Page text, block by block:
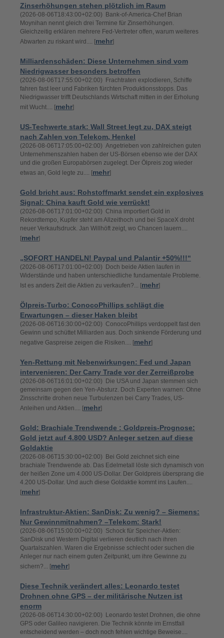
Zinserhöhungen stehen plötzlich im Raum
(2026-08-06T18:43:00+02:00) Bank-of-America-Chef Brian
Moynihan nennt gleich drei Termine für Zinserhöhungen.
Gleichzeitig erklären mehrere Fed-Vertreter offen, warum weiteres
Abwarten zu riskant wird.... [mehr]
Milliardenschäden: Diese Unternehmen sind vom
Niedrigwasser besonders betroffen
(2026-08-06T17:55:00+02:00) Frachtraten explodieren, Schiffe
fahren fast leer und Fabriken fürchten Produktionsstopps. Das
Niedrigwasser trifft Deutschlands Wirtschaft mitten in der Erholung
mit Wucht.... [mehr]
US-Techwerte stark: Wall Street legt zu, DAX steigt
nach Zahlen von Telekom, Henkel
(2026-08-06T17:05:00+02:00) Angetrieben von zahlreichen guten
Unternehmenszahlen haben der US-Börsen ebenso wie der DAX
und die großen Europabörsen zugelegt. Der Ölpreis zog wieder
etwas an, Gold legte zu.... [mehr]
Gold bricht aus: Rohstoffmarkt sendet ein explosives
Signal: China kauft Gold wie verrückt!
(2026-08-06T17:01:00+02:00) China importiert Gold in
Rekordtempo, Kupfer steht am Allzeithoch und bei SpaceX droht
neuer Verkaufsdruck. Jan Willhöft zeigt, wo Chancen lauern....
[mehr]
„SOFORT HANDELN! Paypal und Palantir +50%!!!“
(2026-08-06T17:01:00+02:00) Doch beide Aktien laufen in
Widerstände und haben unterschiedliche fundamentale Probleme.
Ist es anders Zeit die Aktien zu verkaufen?... [mehr]
Ölpreis-Turbo: ConocoPhillips schlägt die
Erwartungen – dieser Haken bleibt
(2026-08-06T16:30:00+02:00) ConocoPhillips verdoppelt fast den
Gewinn und schüttet Milliarden aus. Doch sinkende Förderung und
negative Gaspreise zeigen die Risiken.... [mehr]
Yen-Rettung mit Nebenwirkungen: Fed und Japan
intervenieren: Der Carry Trade vor der Zerreißprobe
(2026-08-06T16:01:00+02:00) Die USA und Japan stemmen sich
gemeinsam gegen den Yen-Absturz. Doch Experten warnen: Ohne
Zinsschritte drohen neue Turbulenzen bei Carry Trades, US-
Anleihen und Aktien.... [mehr]
Gold: Brachiale Trendwende : Goldpreis-Prognose:
Gold jetzt auf 4.800 USD? Anleger setzen auf diese
Goldaktie
(2026-08-06T15:30:00+02:00) Bei Gold zeichnet sich eine
brachiale Trendwende ab. Das Edelmetall löste sich dynamisch von
der heißen Zone um 4.000 US-Dollar. Der Goldpreis übersprang die
4.200 US-Dollar. Und auch diese Goldaktie kommt ins Laufen....
[mehr]
Infrastruktur-Aktien: SanDisk: Zu wenig? – Siemens:
Nur Gewinnmitnahmen? –Telekom: Stark!
(2026-08-06T15:00:00+02:00) Schock für Speicher-Aktien:
SanDisk und Western Digital verlieren deutlich nach ihren
Quartalszahlen. Waren die Ergebnisse schlecht oder suchen die
Anleger nur nach einem guten Zeitpunkt, um ihre Gewinne zu
sichern?... [mehr]
Diese Technik verändert alles: Leonardo testet
Drohnen ohne GPS – der militärische Nutzen ist
enorm
(2026-08-06T14:30:00+02:00) Leonardo testet Drohnen, die ohne
GPS oder Galileo navigieren. Die Technik könnte im Ernstfall
entscheidend werden – doch noch fehlen wichtige Beweise....